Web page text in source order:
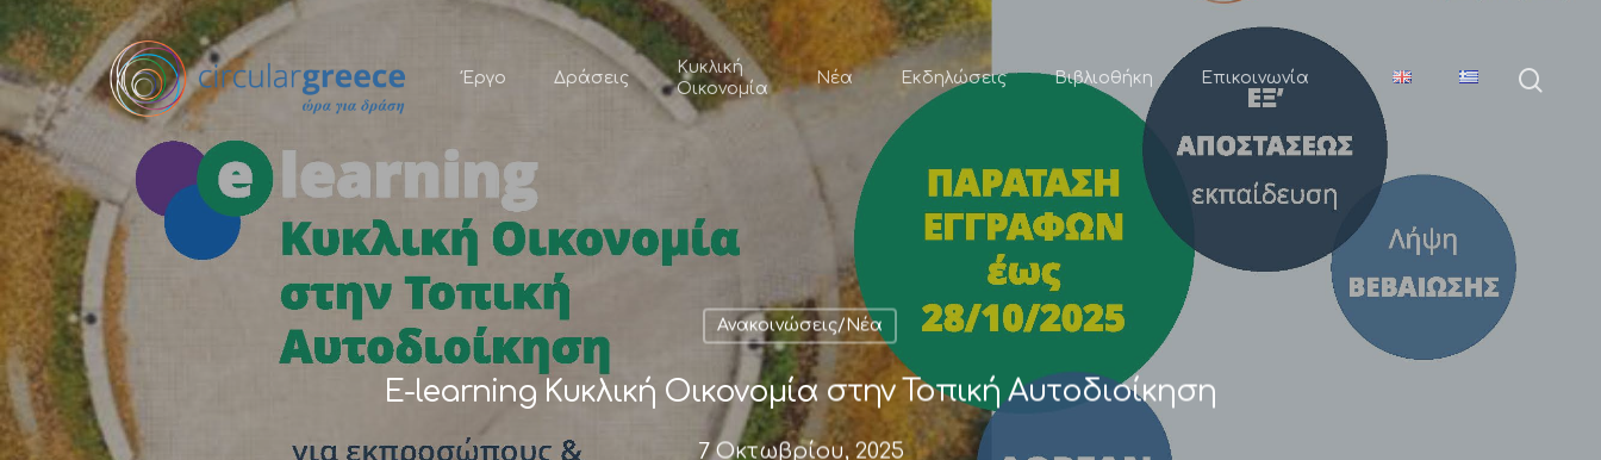
Έργο Δράσεις
Κυκλική
Οικονομία
Νέα Εκδηλώσεις Βιβλιοθήκη Επικοινωνία
Ανακοινώσεις/Νέα
E-learning Κυκλική Οικονομία στην Τοπική Αυτοδιοίκηση
7 Οκτωβρίου, 2025